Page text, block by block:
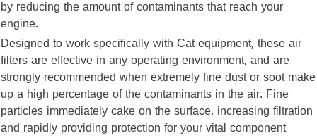
by reducing the amount of contaminants that reach your
engine.
Designed to work specifically with Cat equipment, these air
filters are effective in any operating environment, and are
strongly recommended when extremely fine dust or soot make
up a high percentage of the contaminants in the air. Fine
particles immediately cake on the surface, increasing filtration
and rapidly providing protection for your vital component